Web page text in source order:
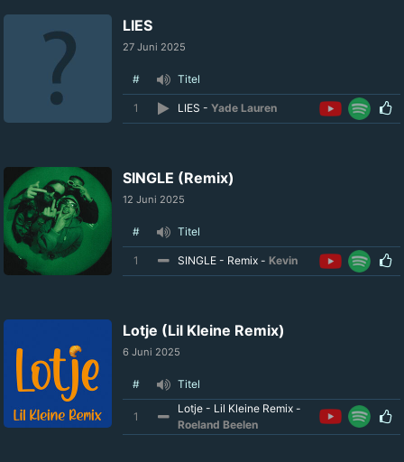
LIES
27 Juni 2025
# Titel
1 LIES - Yade Lauren
SINGLE (Remix)
12 Juni 2025
# Titel
1 SINGLE - Remix - Kevin
Lotje (Lil Kleine Remix)
6 Juni 2025
# Titel
1
Lotje - Lil Kleine Remix -
Roeland Beelen